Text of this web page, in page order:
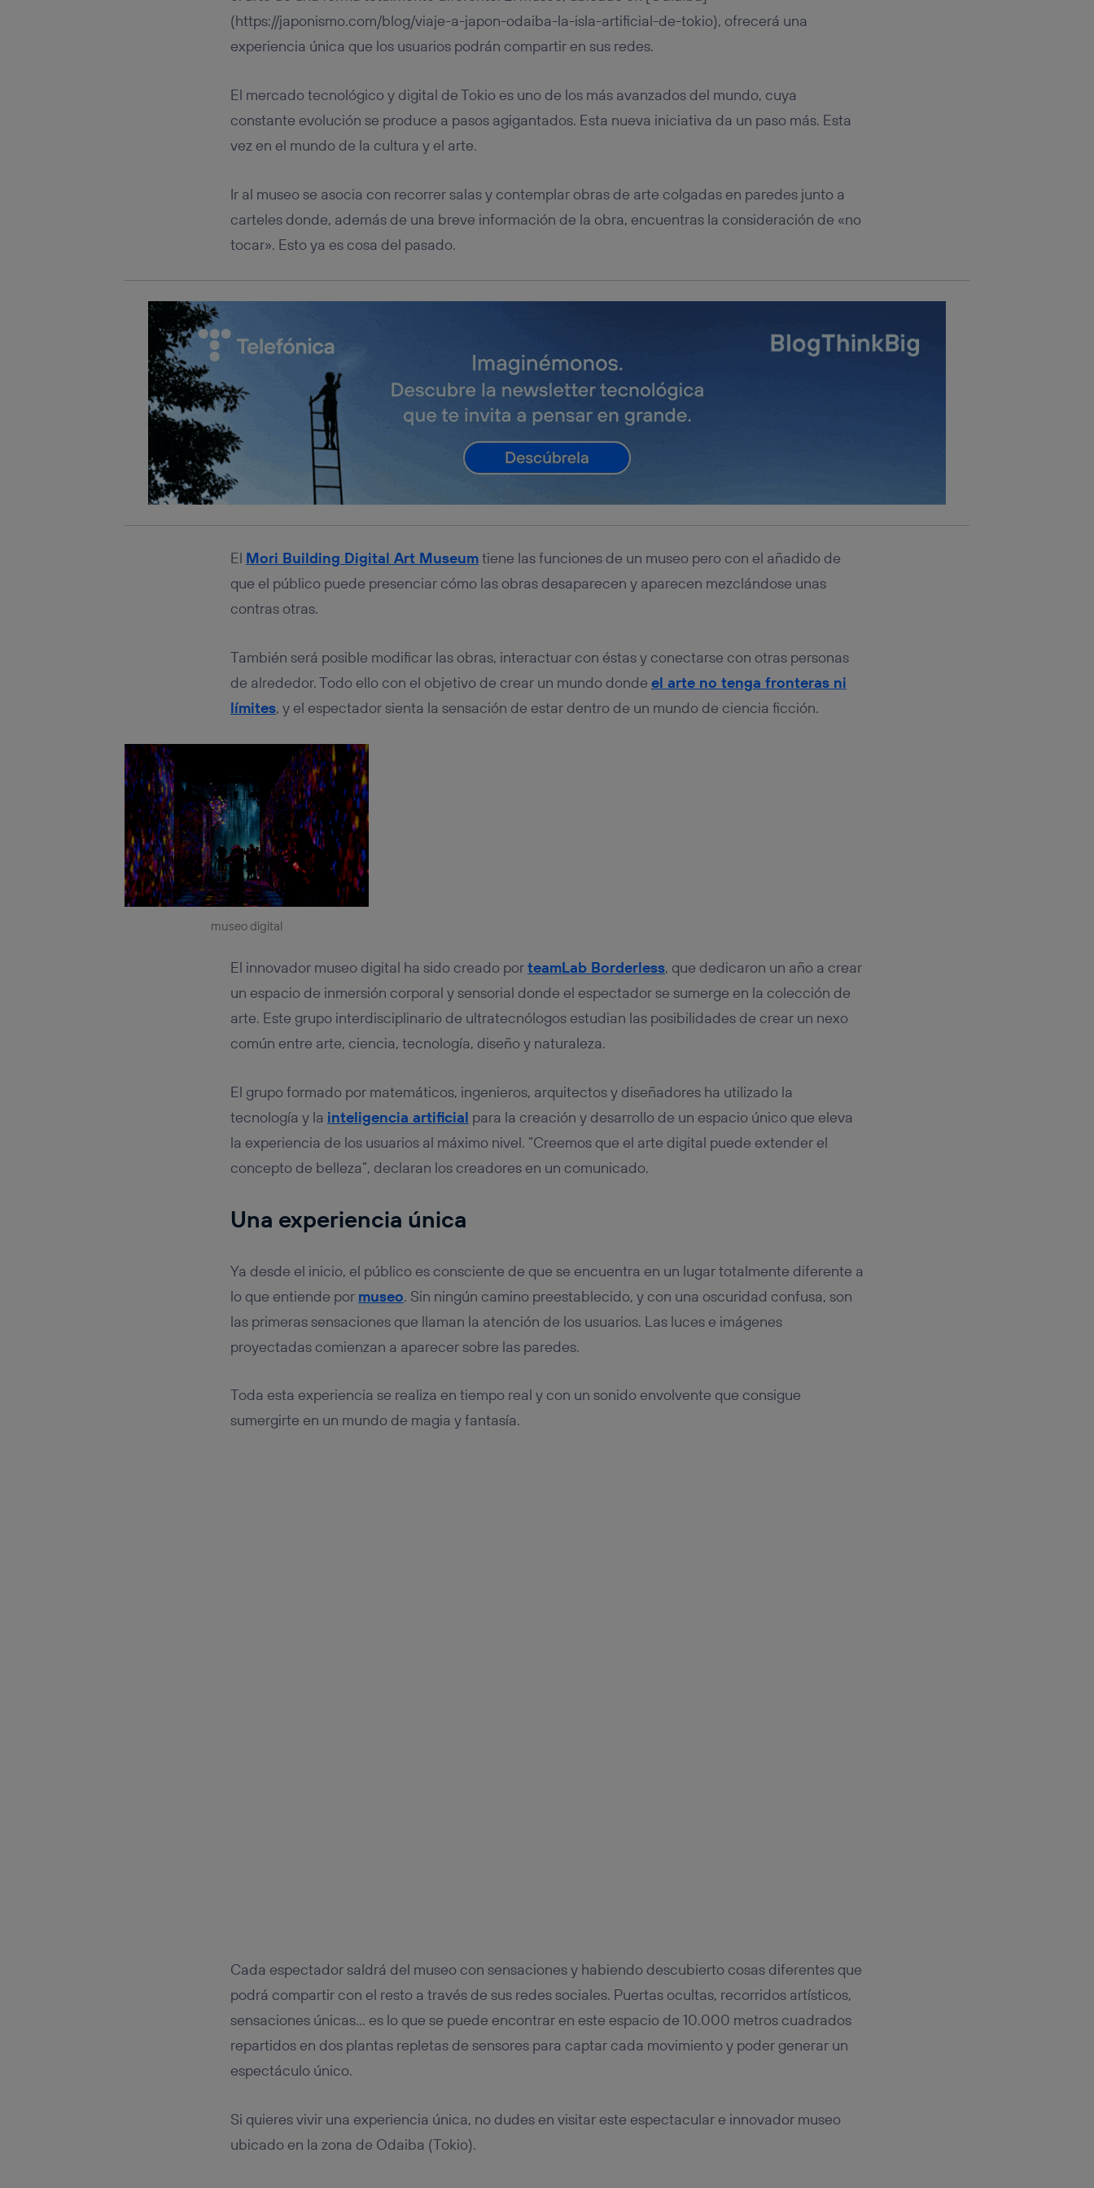
(https://japonismo.com/blog/viaje-a-japon-odaiba-la-isla-artificial-de-tokio), ofrecerá una
experiencia única que los usuarios podrán compartir en sus redes.
El mercado tecnológico y digital de Tokio es uno de los más avanzados del mundo, cuya
constante evolución se produce a pasos agigantados. Esta nueva iniciativa da un paso más. Esta
vez en el mundo de la cultura y el arte.
Ir al museo se asocia con recorrer salas y contemplar obras de arte colgadas en paredes junto a
carteles donde, además de una breve información de la obra, encuentras la consideración de «no
tocar». Esto ya es cosa del pasado.
El Mori Building Digital Art Museumtiene las funciones de un museo pero con el añadido de
que el público puede presenciar cómo las obras desaparecen y aparecen mezclándose unas
contras otras.
También será posible modificar las obras, interactuar con éstas y conectarse con otras personas
de alrededor. Todo ello con el objetivo de crear un mundo donde el arte no tenga fronteras ni
límites, y el espectador sienta la sensación de estar dentro de un mundo de ciencia ficción.
museo digital
El innovador museo digital ha sido creado porteamLab Borderless, que dedicaron un año a crear
un espacio de inmersión corporal y sensorial donde el espectador se sumerge en la colección de
arte. Este grupo interdisciplinario de ultratecnólogos estudian las posibilidades de crear un nexo
común entre arte, ciencia, tecnología, diseño y naturaleza.
El grupo formado por matemáticos, ingenieros, arquitectos y diseñadores ha utilizado la
tecnología y la inteligencia artificial para la creación y desarrollo de un espacio único que eleva
la experiencia de los usuarios al máximo nivel. “Creemos que el arte digital puede extender el
concepto de belleza”, declaran los creadores en un comunicado.
Una experiencia única
Ya desde el inicio, el público es consciente de que se encuentra en un lugar totalmente diferente a
lo que entiende por museo. Sin ningún camino preestablecido, y con una oscuridad confusa, son
las primeras sensaciones que llaman la atención de los usuarios. Las luces e imágenes
proyectadas comienzan a aparecer sobre las paredes.
Toda esta experiencia se realiza en tiempo real y con un sonido envolvente que consigue
sumergirte en un mundo de magia y fantasía.
Cada espectador saldrá del museo con sensaciones y habiendo descubierto cosas diferentes que
podrá compartir con el resto a través de sus redes sociales. Puertas ocultas, recorridos artísticos,
sensaciones únicas… es lo que se puede encontrar en este espacio de 10.000 metros cuadrados
repartidos en dos plantas repletas de sensores para captar cada movimiento y poder generar un
espectáculo único.
Si quieres vivir una experiencia única, no dudes en visitar este espectacular e innovador museo
ubicado en la zona de Odaiba (Tokio).
conecte su dispositivo y consienta el uso de la tecnología recibirá el mismo identificador.
Típicamente:
Si utilizas unaconexión de banda ancha (p. ej., Wi-Fi), el marketing o análisis se
hayan dado su consentimiento.
Si utilizas
datos móviles
únicamente en la navegación del usuario del móvil.
Puedes gestionar los consentimientos Utiq seleccionando “Administrar Utiq” en la parte